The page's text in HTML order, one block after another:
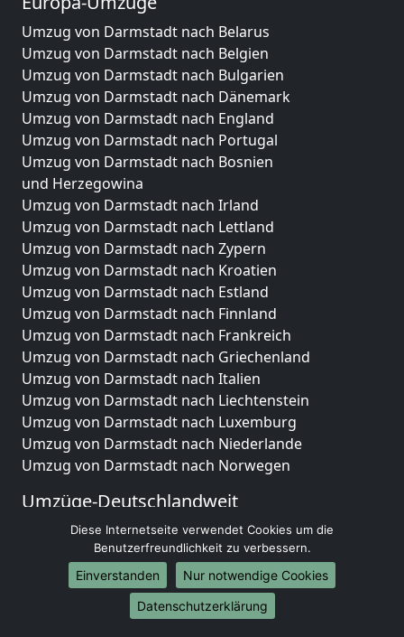
Umzug von Darmstadt nach Belarus
Umzug von Darmstadt nach Belgien
Umzug von Darmstadt nach Bulgarien
Umzug von Darmstadt nach Dänemark
Umzug von Darmstadt nach England
Umzug von Darmstadt nach Portugal
Umzug von Darmstadt nach Bosnien
und Herzegowina
Umzug von Darmstadt nach Irland
Umzug von Darmstadt nach Lettland
Umzug von Darmstadt nach Zypern
Umzug von Darmstadt nach Kroatien
Umzug von Darmstadt nach Estland
Umzug von Darmstadt nach Finnland
Umzug von Darmstadt nach Frankreich
Umzug von Darmstadt nach Griechenland
Umzug von Darmstadt nach Italien
Umzug von Darmstadt nach Liechtenstein
Umzug von Darmstadt nach Luxemburg
Umzug von Darmstadt nach Niederlande
Umzug von Darmstadt nach Norwegen
Umzüge-Deutschlandweit
Umzug von Darmstadt nach Berlin
Umzug von Darmstadt nach Hamburg
Umzug von Darmstadt nach München
Umzug von Darmstadt nach Köln
Umzug von Darmstadt nach Frankfurt am Main
Diese Internetseite verwendet Cookies um die
Benutzerfreundlichkeit zu verbessern.
Einverstanden
Nur notwendige Cookies
Datenschutzerklärung